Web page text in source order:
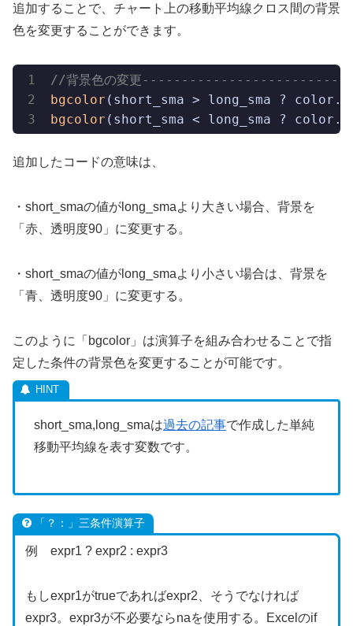
追加することで、チャート上の移動平均線クロス間の背景
色を変更することができます。
//背景色の変更
bgcolor (short_sma > long_sma ? color.
bgcolor (short_sma < long_sma ? color.
追加したコードの意味は、
・short_smaの値がlong_smaより大きい場合、背景を
「赤、透明度90」に変更する。
・short_smaの値がlong_smaより小さい場合は、背景を
「青、透明度90」に変更する。
このように「bgcolor」は演算子を組み合わせることで指
定した条件の背景色を変更することが可能です。
short_sma,long_smaは過去の記事で作成した単純
移動平均線を表す変数です。
「？：」三条件演算子
例 expr1 ? expr2 : expr3
もしexpr1がtrueであればexpr2、そうでなければ
expr3。expr3が不必要ならnaを使用する。Excelのif